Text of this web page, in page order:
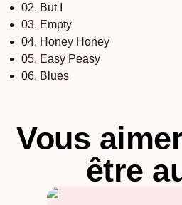
02. But I
03. Empty
04. Honey Honey
05. Easy Peasy
06. Blues
Vous
être